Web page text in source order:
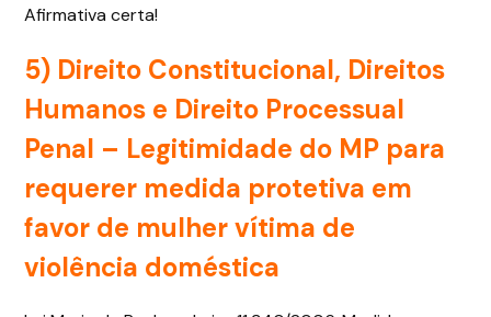
Afirmativa certa!
5) Direito Constitucional, Direitos
Humanos e Direito Processual
Penal – Legitimidade do MP para
requerer medida protetiva em
favor de mulher vítima de
violência doméstica